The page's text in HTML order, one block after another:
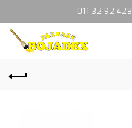
011 32 92 428